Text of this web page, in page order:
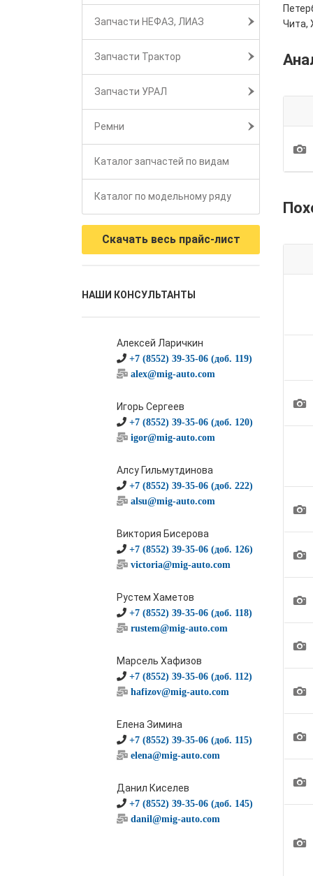
Запчасти НЕФАЗ, ЛИАЗ
Запчасти Трактор
Запчасти УРАЛ
Ремни
Каталог запчастей по видам
Каталог по модельному ряду
Скачать весь прайс-лист
НАШИ КОНСУЛЬТАНТЫ
Алексей Ларичкин
+7 (8552) 39-35-06 (доб. 119)
alex@mig-auto.com
Игорь Сергеев
+7 (8552) 39-35-06 (доб. 120)
igor@mig-auto.com
Алсу Гильмутдинова
+7 (8552) 39-35-06 (доб. 222)
alsu@mig-auto.com
Виктория Бисерова
+7 (8552) 39-35-06 (доб. 126)
victoria@mig-auto.com
Рустем Хаметов
+7 (8552) 39-35-06 (доб. 118)
rustem@mig-auto.com
Марсель Хафизов
+7 (8552) 39-35-06 (доб. 112)
hafizov@mig-auto.com
Елена Зимина
+7 (8552) 39-35-06 (доб. 115)
elena@mig-auto.com
Данил Киселев
+7 (8552) 39-35-06 (доб. 145)
danil@mig-auto.com
Чита,
1
1
1
1
1
1
1
1
1
1